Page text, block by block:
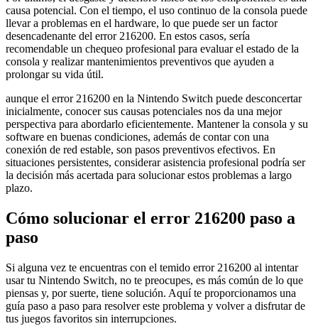
causa potencial. Con el tiempo, el uso continuo de la consola puede
llevar a problemas en el hardware, lo que puede ser un factor
desencadenante del error 216200. En estos casos, sería
recomendable un chequeo profesional para evaluar el estado de la
consola y realizar mantenimientos preventivos que ayuden a
prolongar su vida útil.
aunque el error 216200 en la Nintendo Switch puede desconcertar
inicialmente, conocer sus causas potenciales nos da una mejor
perspectiva para abordarlo eficientemente. Mantener la consola y su
software en buenas condiciones, además de contar con una
conexión de red estable, son pasos preventivos efectivos. En
situaciones persistentes, considerar asistencia profesional podría ser
la decisión más acertada para solucionar estos problemas a largo
plazo.
Cómo solucionar el error 216200 paso a
paso
Si alguna vez te encuentras con el temido error 216200 al intentar
usar tu Nintendo Switch, no te preocupes, es más común de lo que
piensas y, por suerte, tiene solución. Aquí te proporcionamos una
guía paso a paso para resolver este problema y volver a disfrutar de
tus juegos favoritos sin interrupciones.